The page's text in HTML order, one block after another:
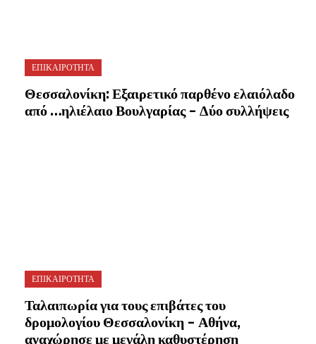
ΕΠΙΚΑΙΡΟΤΗΤΑ
Θεσσαλονίκη: Εξαιρετικό παρθένο ελαιόλαδο
από …ηλιέλαιο Βουλγαρίας – Δύο συλλήψεις
ΕΠΙΚΑΙΡΟΤΗΤΑ
Ταλαιπωρία για τους επιβάτες του
δρομολογίου Θεσσαλονίκη – Αθήνα,
αναχώρησε με μεγάλη καθυστέρηση